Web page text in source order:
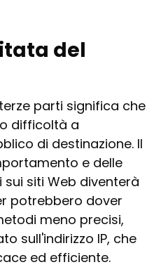
del
parti significa che
difficoltà a
di destinazione. Il
e delle
siti Web diventerà
potrebbero dover
meno precisi,
sull'indirizzo IP, che
ed efficiente.